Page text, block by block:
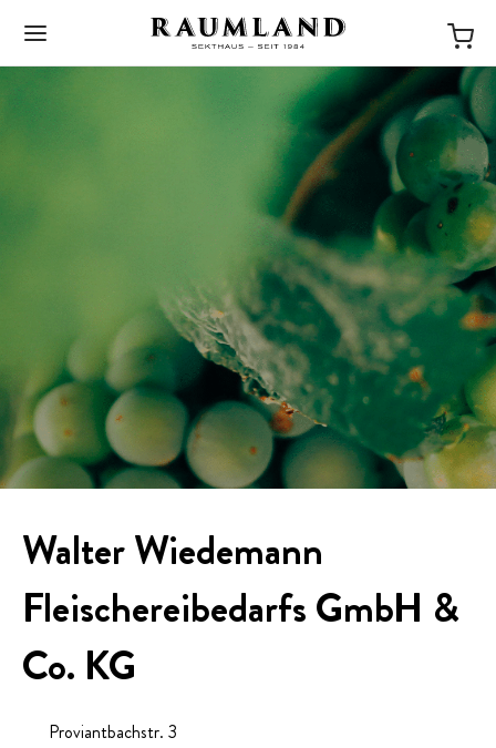
Walter Wiedemann
Fleischereibedarfs GmbH &
Co. KG
Proviantbachstr. 3
NEWS
STORIES
EVENTS